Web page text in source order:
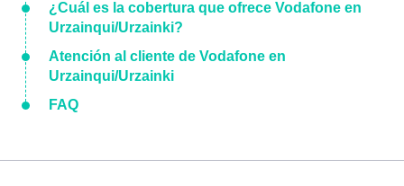
¿Cuál es la cobertura que ofrece Vodafone en
Urzainqui/Urzainki?
Atención al cliente de Vodafone en
Urzainqui/Urzainki
FAQ